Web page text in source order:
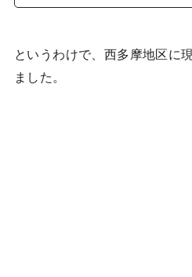
というわけで、西多摩地区に
ました。